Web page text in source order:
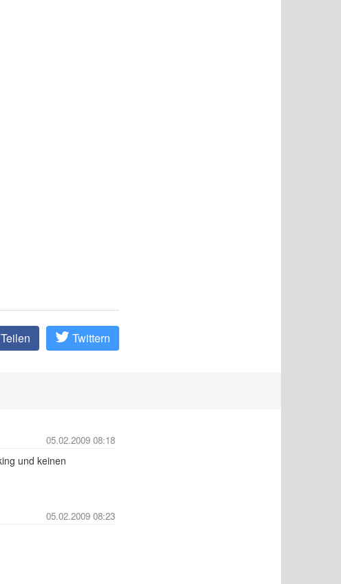
Teilen Twittern
05.02.2009 08:18
und keinen
05.02.2009 08:23